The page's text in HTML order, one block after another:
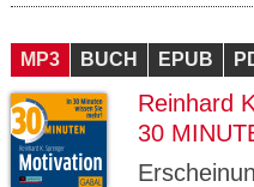
MP3 BUCH EPUB
Reinhard
30